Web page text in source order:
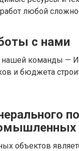
любой
с нами
команды —
и бюджета
объектов